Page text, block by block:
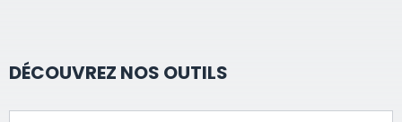
DÉCOUVREZ NOS OUTILS